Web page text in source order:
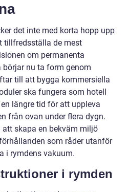
det inte med korta hopp upp
tillfredsställa de mest
om permanenta
nu ta form genom
till att bygga kommersiella
ska fungera som hotell
längre tid för att uppleva
från ovan under flera dygn.
att skapa en bekväm miljö
som råder utanför
i rymdens vakuum.
i rymden